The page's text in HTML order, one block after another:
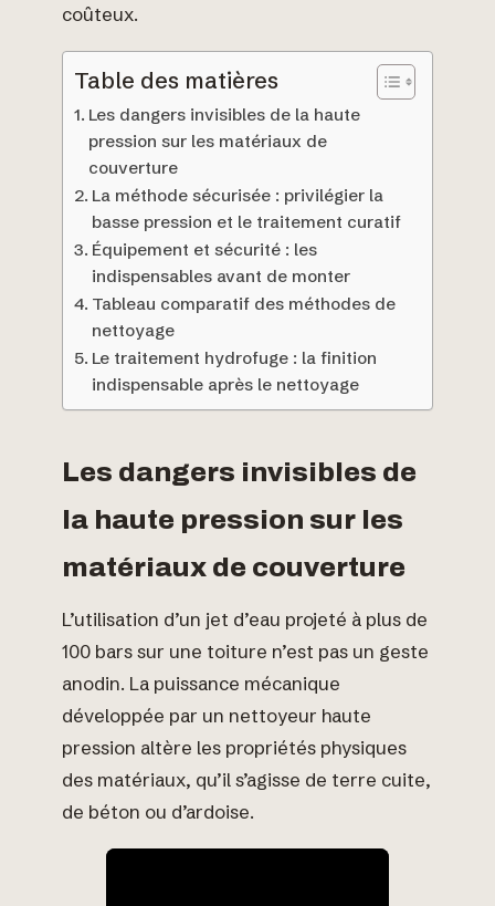
coûteux.
Table des matières
Les dangers invisibles de la haute
pression sur les matériaux de
couverture
La méthode sécurisée : privilégier la
basse pression et le traitement curatif
Équipement et sécurité : les
indispensables avant de monter
Tableau comparatif des méthodes de
nettoyage
Le traitement hydrofuge : la finition
indispensable après le nettoyage
Les dangers invisibles de
la haute pression sur les
matériaux de couverture
L’utilisation d’un jet d’eau projeté à plus de
100 bars sur une toiture n’est pas un geste
anodin. La puissance mécanique
développée par un nettoyeur haute
pression altère les propriétés physiques
des matériaux, qu’il s’agisse de terre cuite,
de béton ou d’ardoise.